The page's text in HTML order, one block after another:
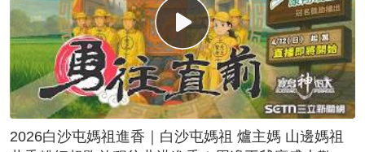
2026白沙屯媽祖進香｜白沙屯媽祖 爐主媽 山邊媽祖